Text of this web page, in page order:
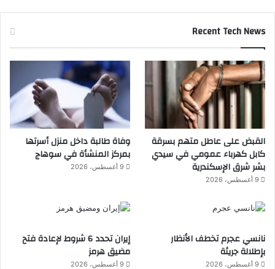
Recent Tech News
القبض على عاطل متهم بسرقة
كابل كهرباء عمومي في سيدي
بشر شرق الإسكندرية
9 أغسطس، 2026
وفاة طالبة داخل منزل أسرتها
بمركز المنشأة في سوهاج
9 أغسطس، 2026
نانسي عجرم تخطف الأنظار
بإطلالة جريئة
9 أغسطس، 2026
إيران تحدد 6 شروط لإعادة فتح
مضيق هرمز
9 أغسطس، 2026